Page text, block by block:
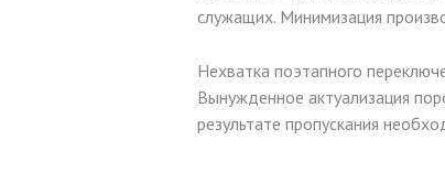
служащих. Минимизация
Нехватка поэтапного
Вынужденное актуализация
результате пропускания